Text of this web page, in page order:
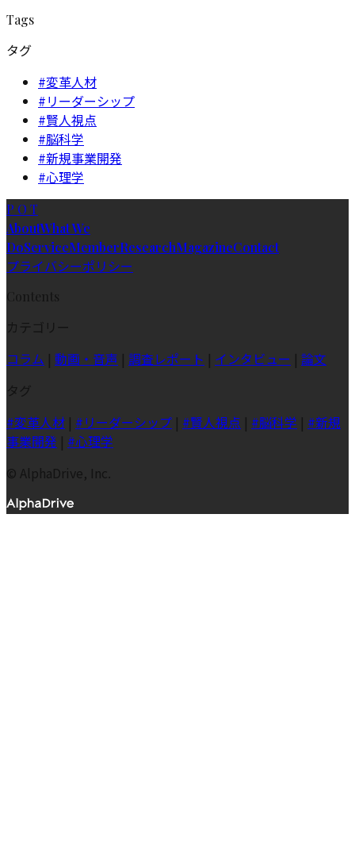
Tags
タグ
#変革人材
#リーダーシップ
#賢人視点
#脳科学
#新規事業開発
#心理学
P O T
AboutWhat We
DoServiceMemberResearchMagazineContact
プライバシーポリシー
Contents
カテゴリー
コラム | 動画・音声 | 調査レポート | インタビュー | 論文
タグ
#変革人材 | #リーダーシップ | #賢人視点 | #脳科学 | #新規
事業開発 | #心理学
© AlphaDrive, Inc.